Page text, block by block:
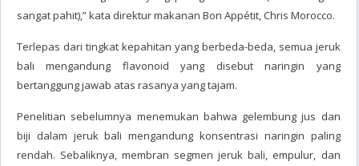
sangat pahit),” kata direktur makanan Bon Appétit, Chris Morocco.
Terlepas dari tingkat kepahitan yang berbeda-beda, semua jeruk
bali mengandung flavonoid yang disebut naringin yang
bertanggung jawab atas rasanya yang tajam.
Penelitian sebelumnya menemukan bahwa gelembung jus dan
biji dalam jeruk bali mengandung konsentrasi naringin paling
rendah. Sebaliknya, membran segmen jeruk bali, empulur, dan